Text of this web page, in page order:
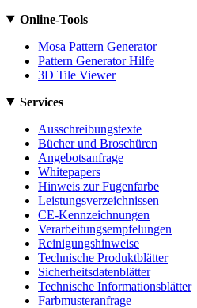
Online-Tools
Mosa Pattern Generator
Pattern Generator Hilfe
3D Tile Viewer
Services
Ausschreibungstexte
Bücher und Broschüren
Angebotsanfrage
Whitepapers
Hinweis zur Fugenfarbe
Leistungsverzeichnissen
CE-Kennzeichnungen
Verarbeitungsempfelungen
Reinigungshinweise
Technische Produktblätter
Sicherheitsdatenblätter
Technische Informationsblätter
Farbmusteranfrage